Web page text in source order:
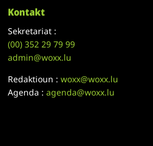
Kontakt
Sekretariat :
(00)352 29 79 99
admin@woxx.lu
Redaktioun :woxx@woxx.lu
Agenda :agenda@woxx.lu